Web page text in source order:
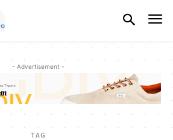
- Advertisement -
TAG